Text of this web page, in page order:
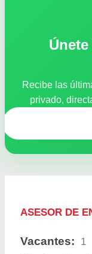
Recibe las
privado,
ASESOR DE
Vacantes: 1